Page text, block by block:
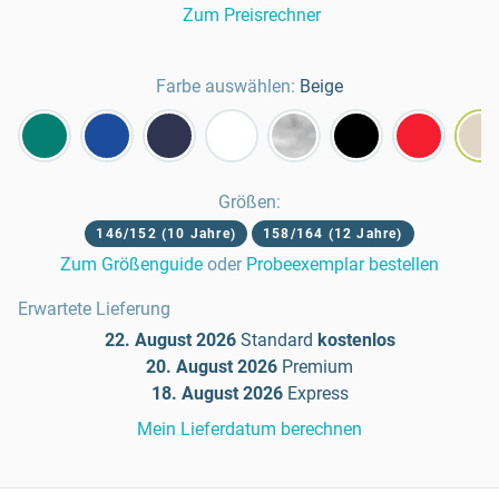
Zum Preisrechner
Farbe auswählen: Beige
Größen:
146/152 (10 Jahre) 158/164 (12 Jahre)
Zum Größenguide oder Probeexemplar bestellen
Erwartete Lieferung
22. August 2026 Standard kostenlos
20. August 2026 Premium
18. August 2026 Express
Mein Lieferdatum berechnen